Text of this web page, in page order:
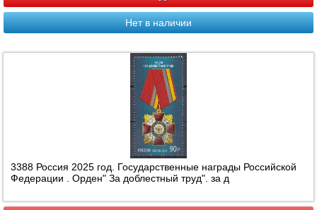
Нет в наличии
3388 Россия 2025 год. Государственные награды Российской
Федерации . Орден" За доблестный труд". за д